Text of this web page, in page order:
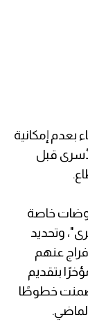
إمكانية
قبل
خاصة
وتحديد
عنهم
بتقديم
تضمنت خطوطًا